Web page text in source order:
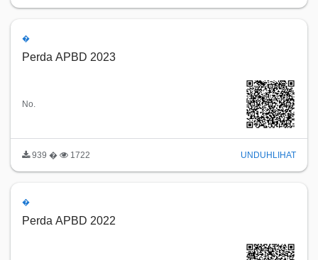
�
Perda APBD 2023
No.
939 � 1722 UNDUH LIHAT
�
Perda APBD 2022